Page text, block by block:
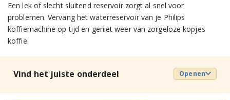
Een lek of slecht sluitend reservoir zorgt al snel voor
problemen. Vervang het waterreservoir van je Philips
koffiemachine op tijd en geniet weer van zorgeloze kopjes
koffie.
Vind het juiste onderdeel Openen